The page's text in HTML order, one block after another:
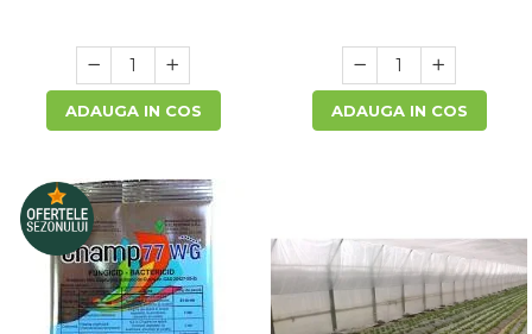
ADAUGA IN COS ADAUGA IN COS